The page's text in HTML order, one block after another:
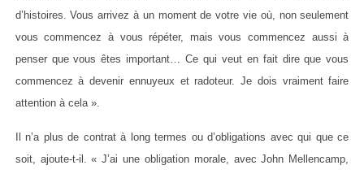
d’histoires. Vous arrivez à un moment de votre vie où, non seulement
vous commencez à vous répéter, mais vous commencez aussi à
penser que vous êtes important… Ce qui veut en fait dire que vous
commencez à devenir ennuyeux et radoteur. Je dois vraiment faire
attention à cela ».
Il n’a plus de contrat à long termes ou d’obligations avec qui que ce
soit, ajoute-t-il. « J’ai une obligation morale, avec John Mellencamp,